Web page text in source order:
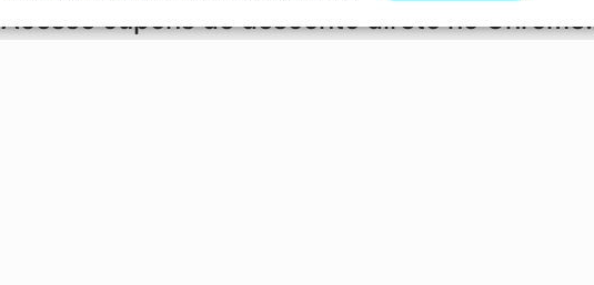
Acesse cupons de desconto direto no Chrome!